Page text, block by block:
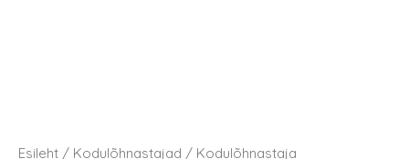
Esileht / Kodulõhnastajad / Kodulõhnastaja